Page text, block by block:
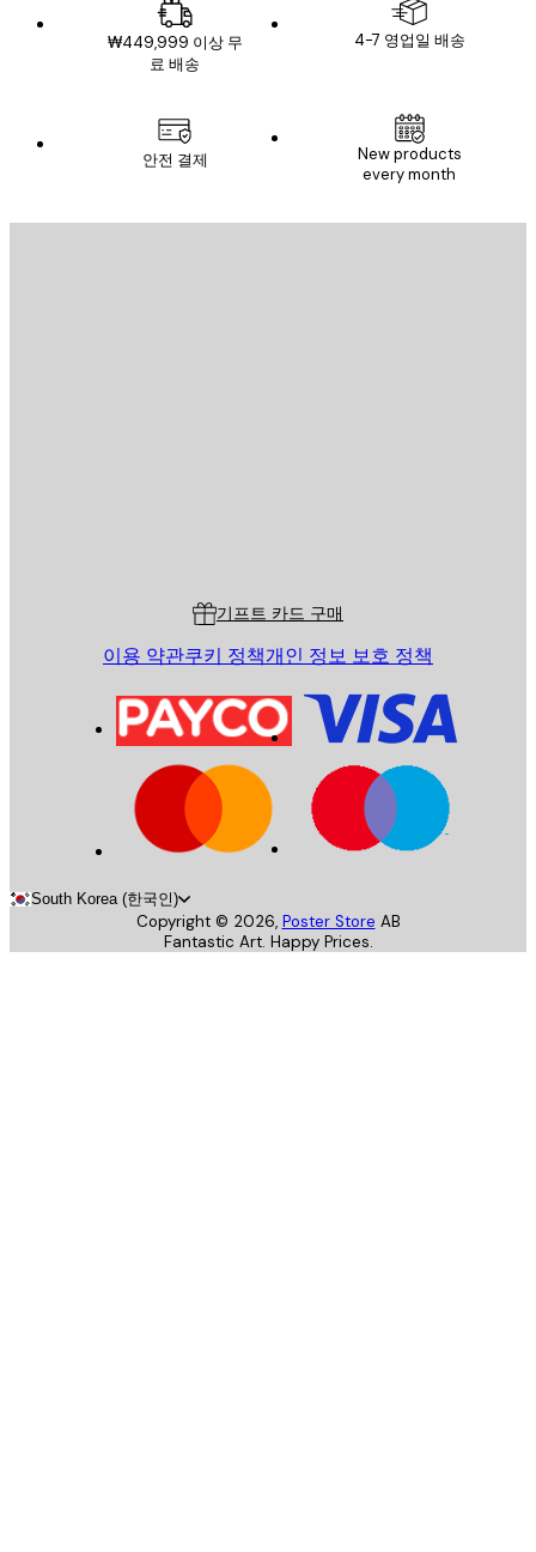
₩449,999 이상 무
료 배송
4-7 영업일 배송
안전 결제
New products
every month
기프트 카드 구매
이용 약관쿠키 정책개인 정보 보호 정책
South Korea (한국인)
Copyright © 2026, Poster Store AB
Fantastic Art. Happy Prices.